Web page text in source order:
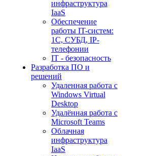
инфраструктура
IaaS
Обеспечение
работы IT-систем:
1С, СУБД, IP-
телефонии
IT - безопасность
Разработка ПО и
решений
Удаленная работа с
Windows Virtual
Desktop
Удалённая работа с
Microsoft Teams
Облачная
инфраструктура
IaaS